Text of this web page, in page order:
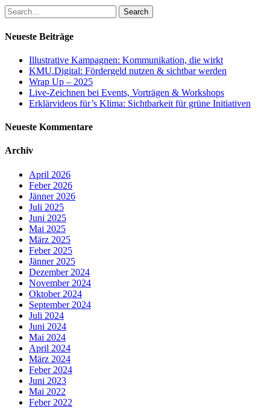
Search
Neueste Beiträge
Illustrative Kampagnen: Kommunikation, die wirkt
KMU.Digital: Fördergeld nutzen & sichtbar werden
Wrap Up – 2025
Live-Zeichnen bei Events, Vorträgen & Workshops
Erklärvideos für’s Klima: Sichtbarkeit für grüne Initiativen
Neueste Kommentare
Archiv
April 2026
Feber 2026
Jänner 2026
Juli 2025
Juni 2025
Mai 2025
März 2025
Feber 2025
Jänner 2025
Dezember 2024
November 2024
Oktober 2024
September 2024
Juli 2024
Juni 2024
Mai 2024
April 2024
März 2024
Feber 2024
Juni 2023
Mai 2022
Feber 2022